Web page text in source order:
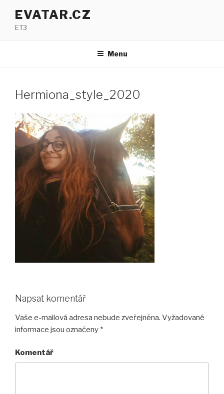
obsahu
EVATAR.CZ
ET3
Menu
Hermiona_style_2020
Napsat komentář
Vaše e-mailová adresa nebude zveřejněna. Vyžadované
informace jsou označeny *
Komentář